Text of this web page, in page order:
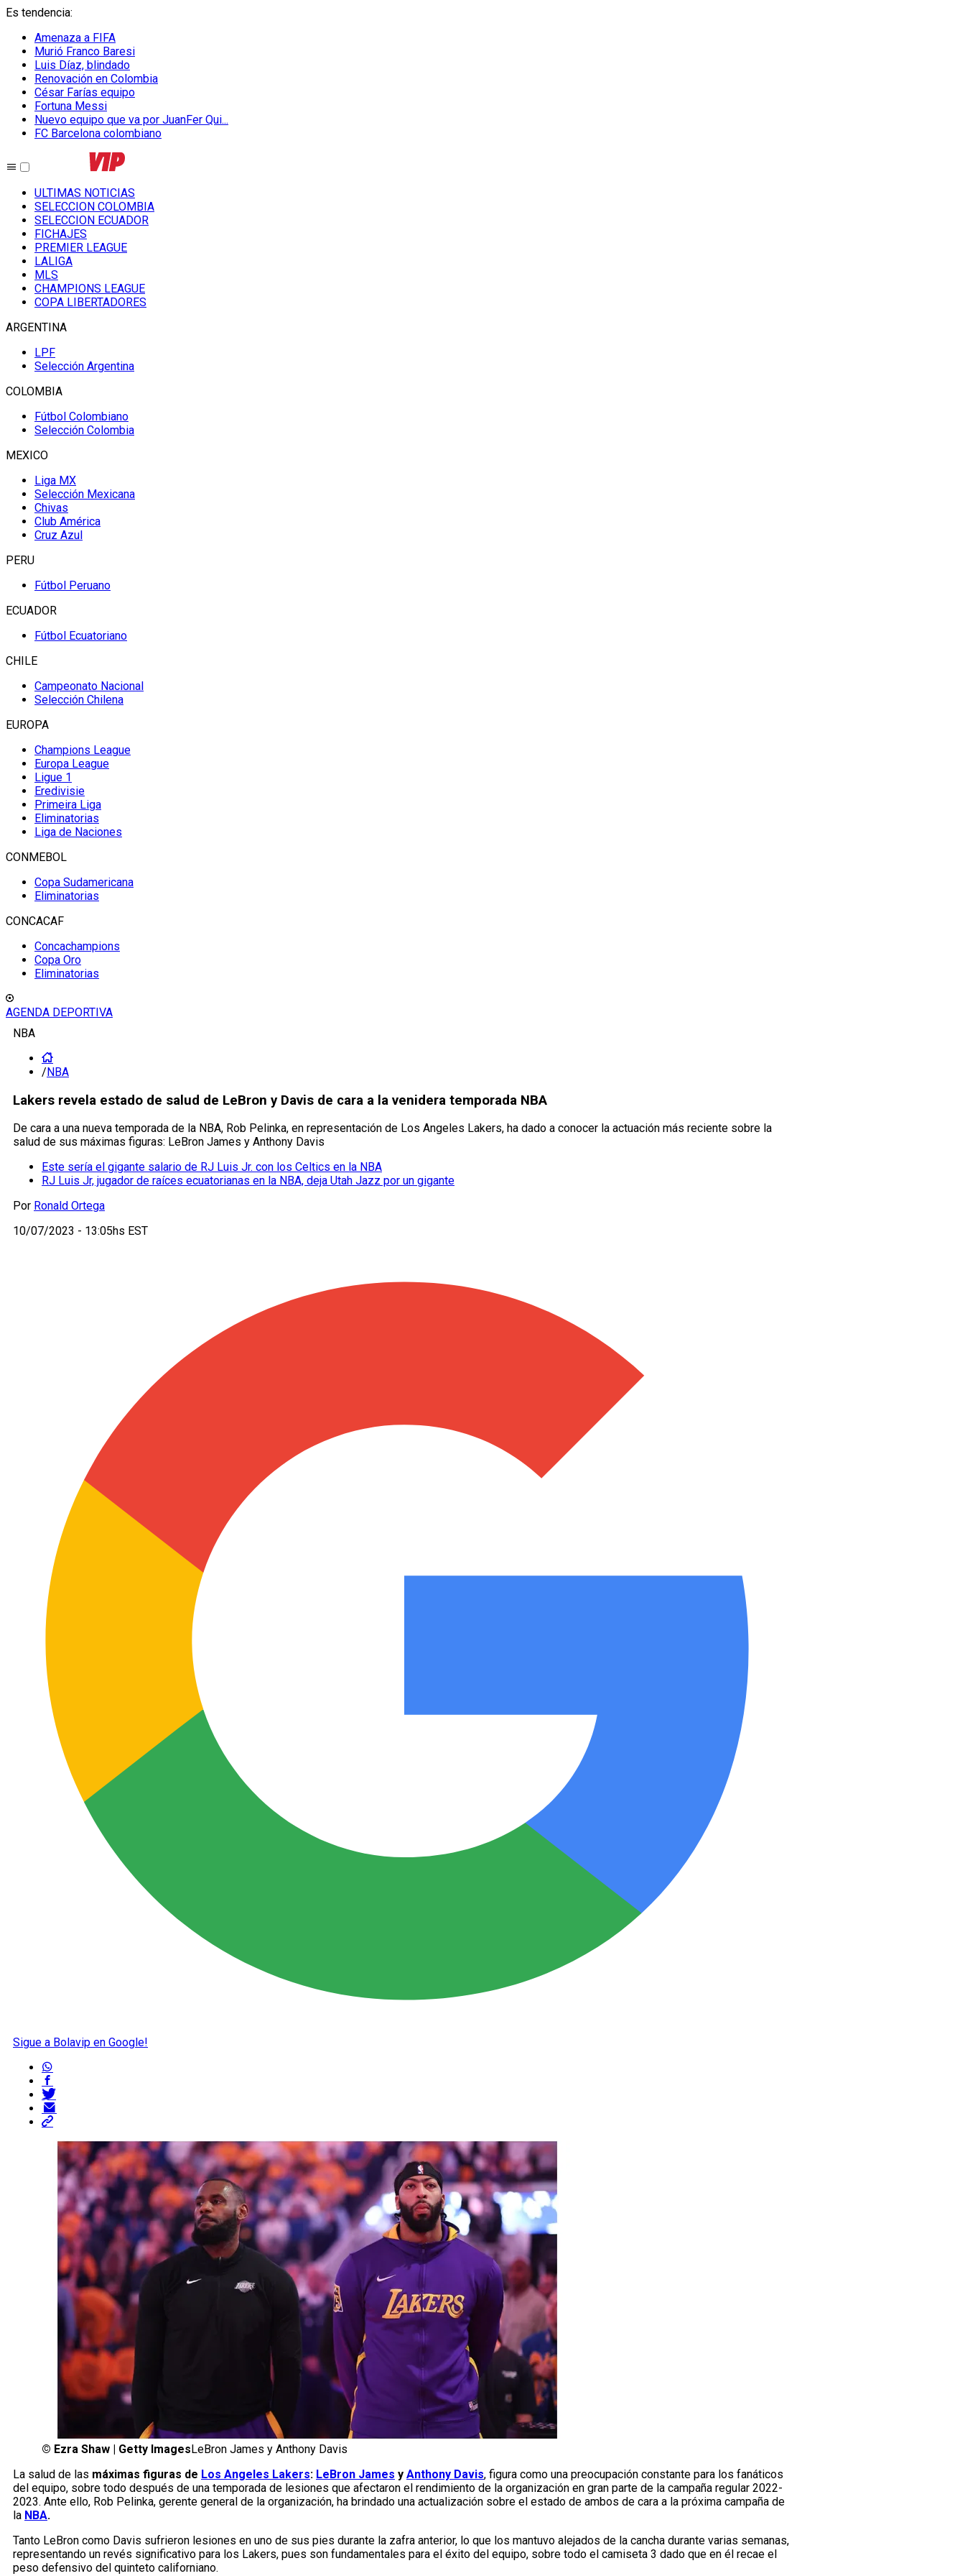
Es tendencia:
Amenaza a FIFA
Murió Franco Baresi
Luis Díaz, blindado
Renovación en Colombia
César Farías equipo
Fortuna Messi
Nuevo equipo que va por JuanFer Qui...
FC Barcelona colombiano
ULTIMAS NOTICIAS
SELECCION COLOMBIA
SELECCION ECUADOR
FICHAJES
PREMIER LEAGUE
LALIGA
MLS
CHAMPIONS LEAGUE
COPA LIBERTADORES
ARGENTINA
LPF
Selección Argentina
COLOMBIA
Fútbol Colombiano
Selección Colombia
MEXICO
Liga MX
Selección Mexicana
Chivas
Club América
Cruz Azul
PERU
Fútbol Peruano
ECUADOR
Fútbol Ecuatoriano
CHILE
Campeonato Nacional
Selección Chilena
EUROPA
Champions League
Europa League
Ligue 1
Eredivisie
Primeira Liga
Eliminatorias
Liga de Naciones
CONMEBOL
Copa Sudamericana
Eliminatorias
CONCACAF
Concachampions
Copa Oro
Eliminatorias
AGENDA DEPORTIVA
NBA
/NBA
Lakers revela estado de salud de LeBron y Davis de cara a la venidera temporada NBA
De cara a una nueva temporada de la NBA, Rob Pelinka, en representación de Los Angeles Lakers, ha dado a conocer la actuación más reciente sobre la
salud de sus máximas figuras: LeBron James y Anthony Davis
Este sería el gigante salario de RJ Luis Jr. con los Celtics en la NBA
RJ Luis Jr, jugador de raíces ecuatorianas en la NBA, deja Utah Jazz por un gigante
Por Ronald Ortega
10/07/2023 - 13:05hs EST
Sigue a Bolavip en Google!
© Ezra Shaw | Getty Images LeBron James y Anthony Davis
La salud de las máximas figuras de Los Angeles Lakers: LeBron James y Anthony Davis, figura como una preocupación constante para los fanáticos
del equipo, sobre todo después de una temporada de lesiones que afectaron el rendimiento de la organización en gran parte de la campaña regular 2022-
2023. Ante ello, Rob Pelinka, gerente general de la organización, ha brindado una actualización sobre el estado de ambos de cara a la próxima campaña de
la NBA.
Tanto LeBron como Davis sufrieron lesiones en uno de sus pies durante la zafra anterior, lo que los mantuvo alejados de la cancha durante varias semanas,
representando un revés significativo para los Lakers, pues son fundamentales para el éxito del equipo, sobre todo el camiseta 3 dado que en él recae el
peso defensivo del quinteto californiano.